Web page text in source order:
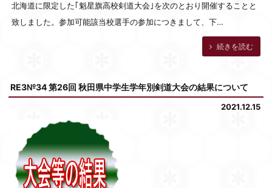
北海道に限定した｢魁星旗高校剣道大会｣を次のとおり開催することと
致しました。参加可能該当校選手の参加につきまして、下…
続きを読む
RE3№34 第26回 秋田県中学生学年別剣道大会の結果について
2021.12.15